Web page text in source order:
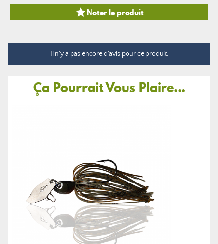
Noter le produit
Il n'y a pas encore d'avis pour ce produit.
Ça Pourrait Vous Plaire...